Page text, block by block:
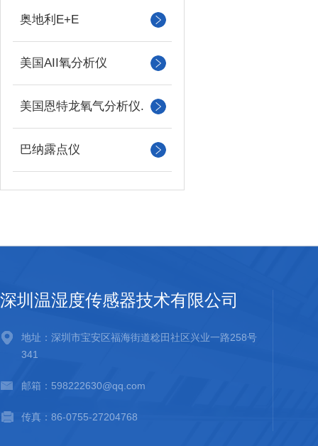
奥地利E+E
美国AII氧分析仪
美国恩特龙氧气分析仪.
巴纳露点仪
深圳温湿度传感器技术有限公司
地址：深圳市宝安区福海街道稔田社区兴业一路258号
341
邮箱：598222630@qq.com
传真：86-0755-27204768